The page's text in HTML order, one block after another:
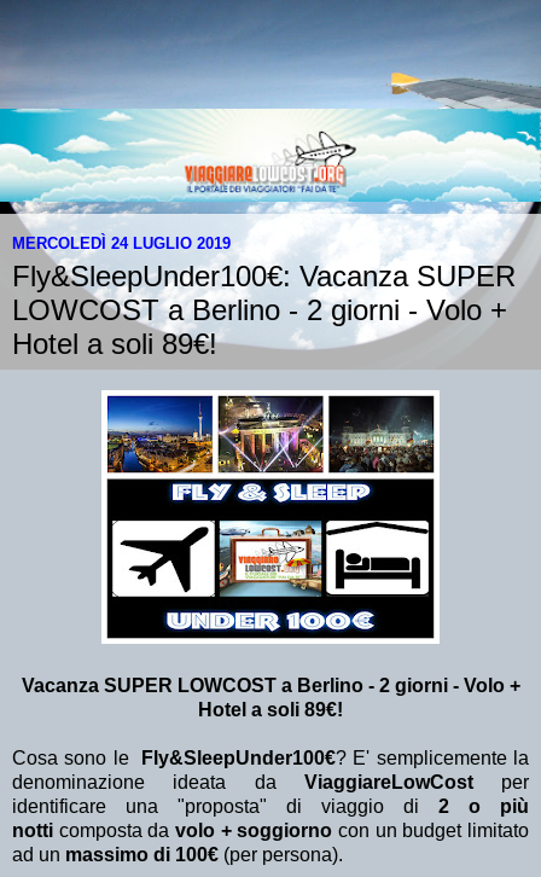
MERCOLEDÌ 24 LUGLIO 2019
Fly&SleepUnder100€: Vacanza SUPER
LOWCOST a Berlino - 2 giorni - Volo +
Hotel a soli 89€!
Vacanza SUPER LOWCOST a Berlino - 2 giorni - Volo +
Hotel a soli 89€!
Cosa sono le Fly&SleepUnder100€? E' semplicemente la
denominazione ideata da ViaggiareLowCostper
identificare una "proposta" di viaggio di 2 o più
notti composta davolo + soggiorno con un budget limitato
ad un massimo di 100€ (per persona).